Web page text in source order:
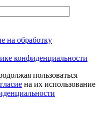
на обработку
конфиденциальности
пользоваться
на их использование